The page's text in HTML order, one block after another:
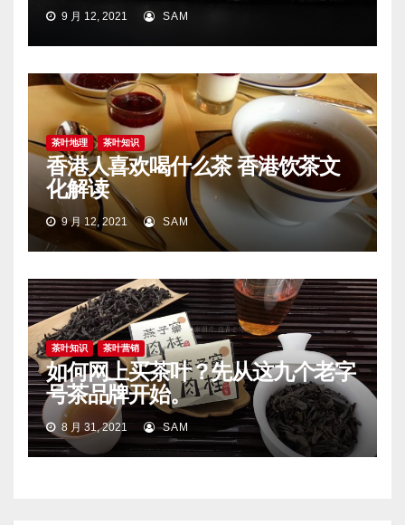
9 月 12, 2021 SAM
茶叶地理 茶叶知识
香港人喜欢喝什么茶 香港饮茶文
化解读
9 月 12, 2021 SAM
茶叶知识 茶叶营销
如何网上买茶叶？先从这九个老字
号茶品牌开始。
8 月 31, 2021 SAM